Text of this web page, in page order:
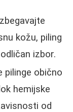
kožu, piling
izbor.
pilinge obično
hemijske
od